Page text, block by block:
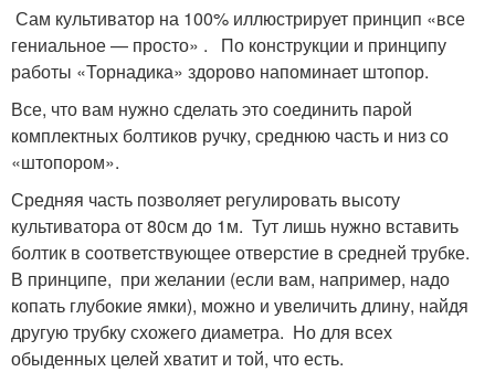
Сам культиватор на 100% иллюстрирует принцип «все
гениальное — просто» . По конструкции и принципу
работы «Торнадика» здорово напоминает штопор.
Все, что вам нужно сделать это соединить парой
комплектных болтиков ручку, среднюю часть и низ со
«штопором».
Средняя часть позволяет регулировать высоту
культиватора от 80см до 1м. Тут лишь нужно вставить
болтик в соответствующее отверстие в средней трубке.
В принципе, при желании (если вам, например, надо
копать глубокие ямки), можно и увеличить длину, найдя
другую трубку схожего диаметра. Но для всех
обыденных целей хватит и той, что есть.